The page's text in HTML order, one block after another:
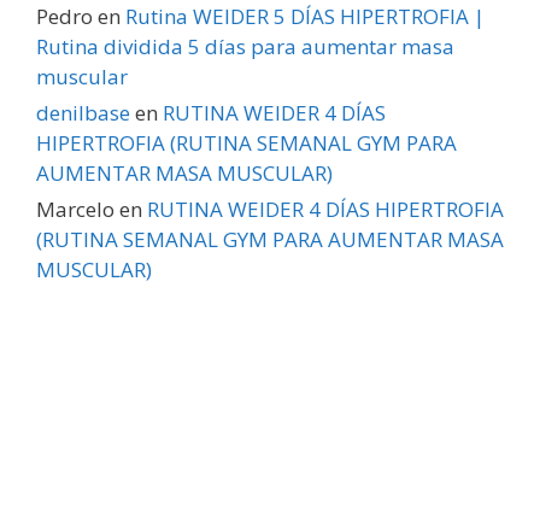
Pedro en Rutina WEIDER 5 DÍAS HIPERTROFIA |
Rutina dividida 5 días para aumentar masa
muscular
denilbaseen RUTINA WEIDER 4 DÍAS
HIPERTROFIA (RUTINA SEMANAL GYM PARA
AUMENTAR MASA MUSCULAR)
Marcelo en RUTINA WEIDER 4 DÍAS HIPERTROFIA
(RUTINA SEMANAL GYM PARA AUMENTAR MASA
MUSCULAR)